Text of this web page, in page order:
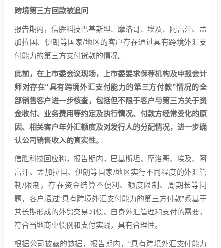
跨境第三方回款被追问
报告期内，信胜科技巴基斯坦、摩洛哥、埃及、阿富汗、孟
加拉国、伊朗等国家/地区的客户存在通过具有跨境外汇支
付能力的第三方支付货款的情况。
此前，在上市委会议现场，上市委要求保荐机构及申报会计
师对存在“具有跨境外汇支付能力的第三方付款”情况的全
部销售客户进一步核查，包括但不限于客户与第三方关于资
金收付、业务费用等约定及执行情况、付款方经常变化的原
因、相关客户年外汇额度及对发行人的分配情况，进一步确
认公司销售收入的真实性。
信胜科技回应称，报告期内，巴基斯坦、摩洛哥、埃及、阿
富汗、孟加拉国、伊朗等国家/地区实行不同程度的外汇管
制/限制，存在资金结算不便利、额度限制、周期长等问
题，客户通过“具有跨境外汇支付能力的第三方付款”系基于
其长期形成的外贸交易习惯、自身外汇管理和支付的需要，
符合当地商业惯例和支付实践，具有合理性。
根据公司披露的数据，报告期内，“具有跨境外汇支付能力